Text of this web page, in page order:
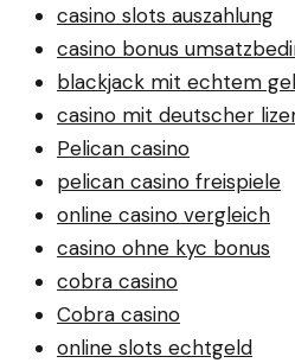
casino slots auszahlung
casino bonus
blackjack mit echtem
casino mit deutscher
Pelican casino
pelican casino freispiele
online casino vergleich
casino ohne kyc bonus
cobra casino
Cobra casino
online slots echtgeld